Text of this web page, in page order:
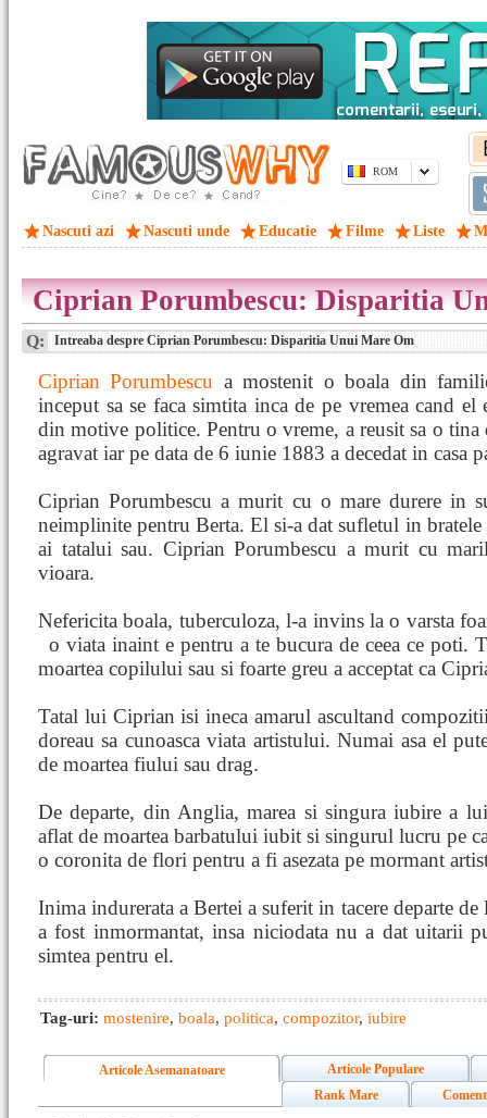
ROM
Nascuti azi Nascuti unde Educatie Filme Liste
Ciprian Porumbescu: Disparitia
Q: Intreaba despre Ciprian Porumbescu: Disparitia Unui Mare Om
Ciprian Porumbescu a mostenit o boala din
inceput sa se faca simtita inca de pe vremea cand el
din motive politice. Pentru o vreme, a reusit sa o
agravat iar pe data de 6 iunie 1883 a decedat in casa
Ciprian Porumbescu a murit cu o mare durere in
neimplinite pentru Berta. El si-a dat sufletul in
ai tatalui sau. Ciprian Porumbescu a murit cu
vioara.
Nefericita boala, tuberculoza, l-a invins la o varsta
o viata inaint e pentru a te bucura de ceea ce poti.
moartea copilului sau si foarte greu a acceptat ca
Tatal lui Ciprian isi ineca amarul ascultand
doreau sa cunoasca viata artistului. Numai asa el
de moartea fiului sau drag.
De departe, din Anglia, marea si singura iubire a
aflat de moartea barbatului iubit si singurul lucru pe
o coronita de flori pentru a fi asezata pe mormant
Inima indurerata a Bertei a suferit in tacere departe
a fost inmormantat, insa niciodata nu a dat uitarii
simtea pentru el.
Tag-uri: mostenire, boala, politica, compozitor, iubire
Articole Asemanatoare
Articole Populare
Rank Mare